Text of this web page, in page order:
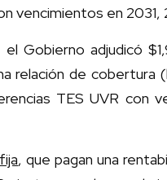
vencimientos en
Gobierno adjudicó
relación de
TES UVR con
, que pagan una